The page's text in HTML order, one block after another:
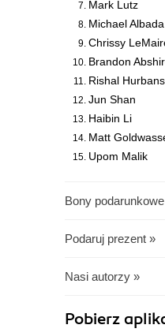
Mark Lutz
Michael Albada
Chrissy
Brandon
Rishal Hurbans
Jun Shan
Haibin Li
Matt
Upom Malik
Bony
Podaruj prezent »
Nasi autorzy »
Pobierz